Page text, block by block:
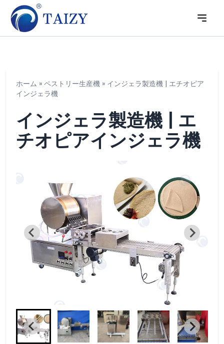
ホーム » ペストリー生産機 » インジェラ製造機 | エチオピア
インジェラ機
インジェラ製造機 | エ
チオピアインジェラ機